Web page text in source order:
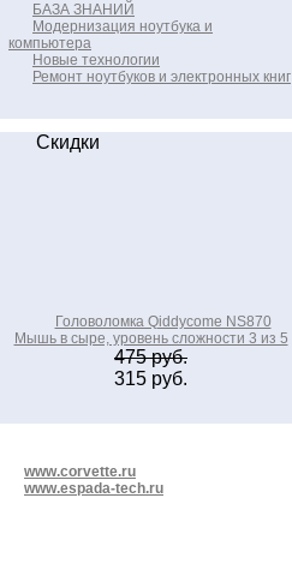
БАЗА ЗНАНИЙ
Модернизация ноутбука и
компьютера
Новые технологии
Ремонт ноутбуков и электронных книг
Скидки
Головоломка Qiddycome NS870
Мышь в сыре, уровень сложности 3 из 5
475 руб.
315 руб.
www.corvette.ru
www.espada-tech.ru